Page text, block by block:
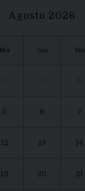
Agosto 2026
Mer Gio Ven
5 6 7
12 13 14
19 20 21